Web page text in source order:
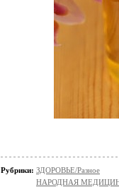
Рубрики: ЗДОРОВЬЕ/Разное
НАРОДНАЯ